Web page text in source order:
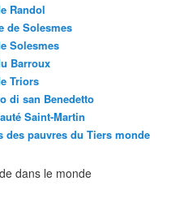
Randol
de Solesmes
Solesmes
Barroux
Triors
di san Benedetto
Saint-Martin
des pauvres du Tiers monde
dans le monde